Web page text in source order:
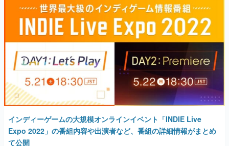
インディーゲームの大規模オンラインイベント「INDIE Live
Expo 2022」の番組内容や出演者など、番組の詳細情報がまとめ
て公開